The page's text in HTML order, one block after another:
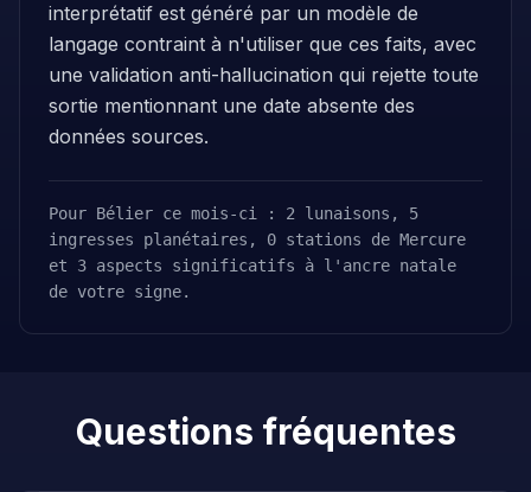
interprétatif est généré par un modèle de
langage contraint à n'utiliser que ces faits, avec
une validation anti-hallucination qui rejette toute
sortie mentionnant une date absente des
données sources.
Pour Bélier ce mois-ci : 2 lunaisons, 5
ingresses planétaires, 0 stations de Mercure
et 3 aspects significatifs à l'ancre natale
de votre signe.
Questions fréquentes